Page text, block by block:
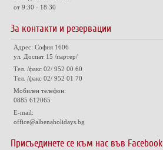
от 9:30 - 18:30
За контакти и резервации
Адрес: София 1606
ул. Доспат 15 /партер/
Тел. /факс 02/ 952 00 60
Тел. /факс 02/ 952 01 70
Мобилен телефон:
0885 612065
E-mail:
office@albenaholidays.bg
Присъединете се към нас във Facebook